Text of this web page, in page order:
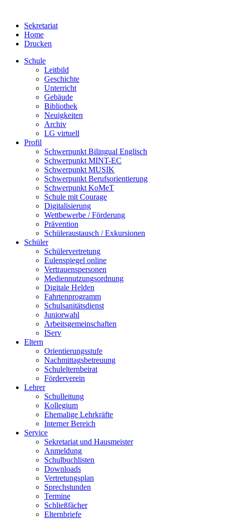
Sekretariat
Home
Drucken
Schule
Leitbild
Geschichte
Unterricht
Gebäude
Bibliothek
Neuigkeiten
Archiv
LG virtuell
Profil
Schwerpunkt Bilingual Englisch
Schwerpunkt MINT-EC
Schwerpunkt MUSIK
Schwerpunkt Berufsorientierung
Schwerpunkt KoMeT
Schule mit Courage
Digitalisierung
Wettbewerbe / Förderung
Prävention
Schüleraustausch / Exkursionen
Schüler
Schülervertretung
Eulenspiegel online
Vertrauenspersonen
Mediennutzungsordnung
Digitale Helden
Fahrtenprogramm
Schulsanitätsdienst
Juniorwahl
Arbeitsgemeinschaften
IServ
Eltern
Orientierungsstufe
Nachmittagsbetreuung
Schulelternbeirat
Förderverein
Lehrer
Schulleitung
Kollegium
Ehemalige Lehrkräfte
Interner Bereich
Service
Sekretariat und Hausmeister
Anmeldung
Schulbuchlisten
Downloads
Vertretungsplan
Sprechstunden
Termine
Schließfächer
Elternbriefe